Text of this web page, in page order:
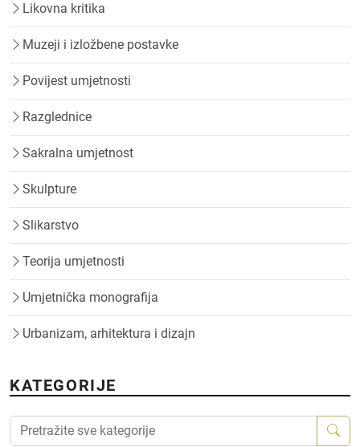
Likovna kritika
Muzeji i izložbene postavke
Povijest umjetnosti
Razglednice
Sakralna umjetnost
Skulpture
Slikarstvo
Teorija umjetnosti
Umjetnička monografija
Urbanizam, arhitektura i dizajn
KATEGORIJE